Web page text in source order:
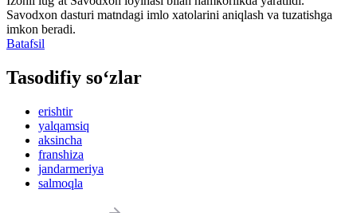
Savodxon dasturi matndagi imlo xatolarini aniqlash va tuzatishga
imkon beradi.
Batafsil
Tasodifiy so‘zlar
erishtir
yalqamsiq
aksincha
franshiza
jandarmeriya
salmoqla